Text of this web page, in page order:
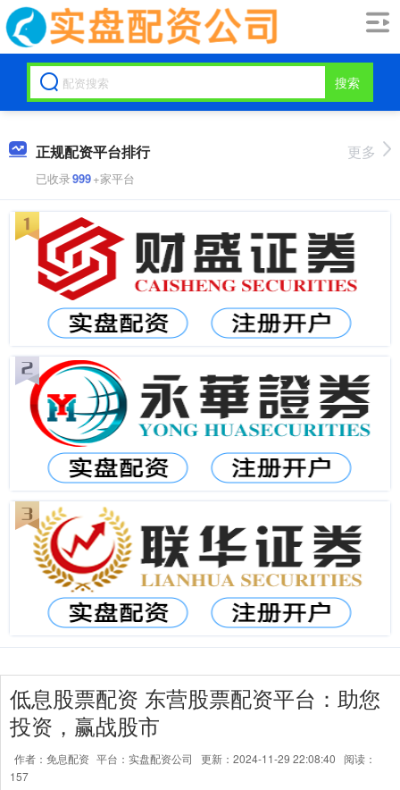
搜索
正规配资平台排行
已收录999+家平台
更多
低息股票配资 东营股票配资平台：助您
投资，赢战股市
作者：免息配资 平台：实盘配资公司 更新：2024-11-29 22:08:40
阅读：
157